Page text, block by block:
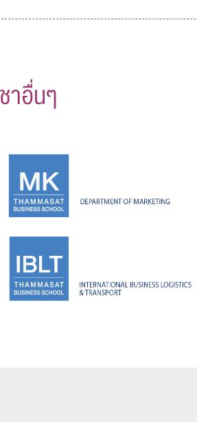
าอื่นๆ